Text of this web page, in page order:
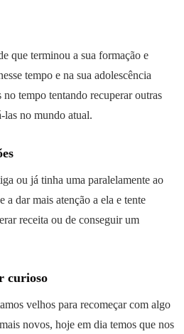
que terminou a sua formação e
tempo e na sua adolescência
tempo tentando recuperar outras
las no mundo atual.
ou já tinha uma paralelamente ao
a dar mais atenção a ela e tente
receita ou de conseguir um
curioso
velhos para recomeçar com algo
novos, hoje em dia temos que nos